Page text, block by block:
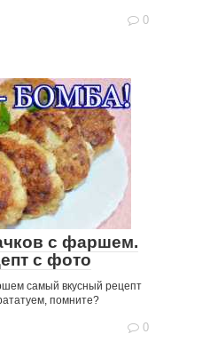
0
с фаршем.
с фото
самый вкусный рецепт
помните?
0